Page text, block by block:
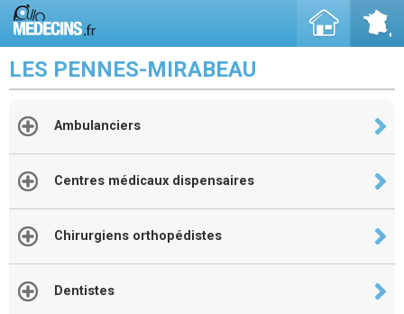
LES PENNES-MIRABEAU
Ambulanciers
Centres médicaux dispensaires
Chirurgiens orthopédistes
Dentistes